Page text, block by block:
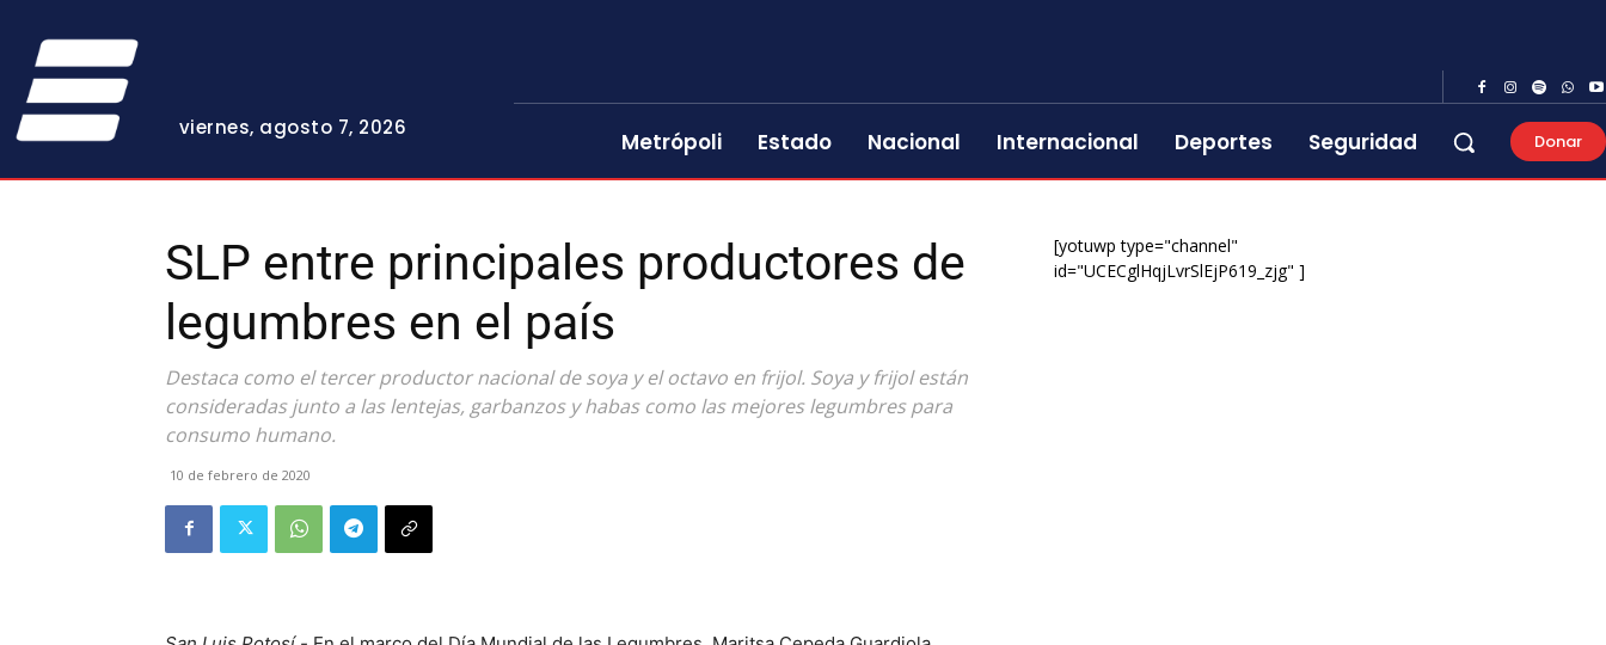
viernes, agosto 7, 2026
Metrópoli Estado Nacional Internacional Deportes Seguridad Donar
SLP entre principales productores de
legumbres en el país
Destaca como el tercer productor nacional de soya y el octavo en frijol. Soya y frijol están
consideradas junto a las lentejas, garbanzos y habas como las mejores legumbres para
consumo humano.
10 de febrero de 2020
[yotuwp type="channel"
id="UCECglHqjLvrSlEjP619_zjg" ]